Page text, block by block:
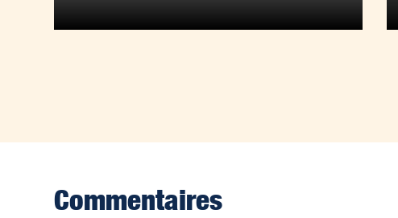
Commentaires